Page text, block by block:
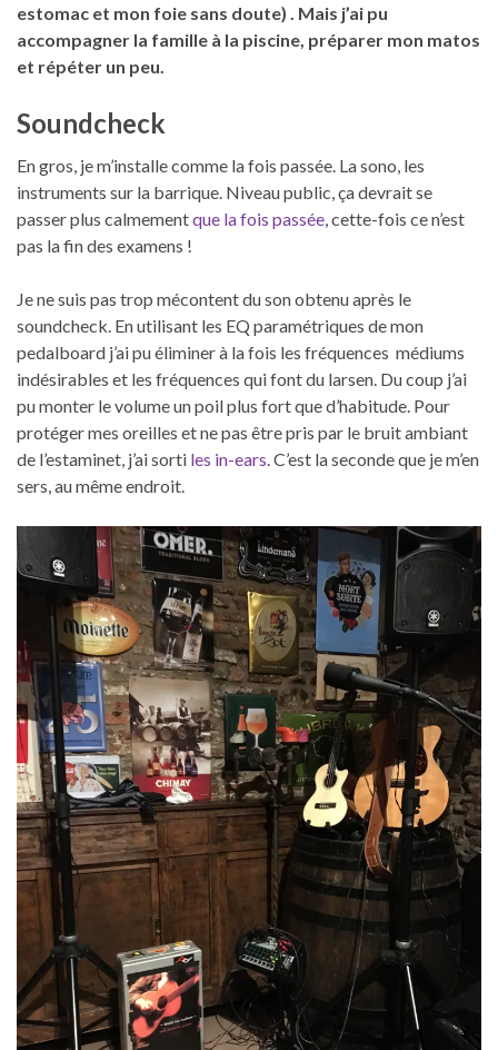
estomac et mon foie sans doute) . Mais j’ai pu
accompagner la famille à la piscine, préparer mon matos
et répéter un peu.
Soundcheck
En gros, je m’installe comme la fois passée. La sono, les
instruments sur la barrique. Niveau public, ça devrait se
passer plus calmementque la fois passée , cette-fois ce n’est
pas la fin des examens !
Je ne suis pas trop mécontent du son obtenu après le
soundcheck. En utilisant les EQ paramétriques de mon
pedalboard j’ai pu éliminer à la fois les fréquences médiums
indésirables et les fréquences qui font du larsen. Du coup j’ai
pu monter le volume un poil plus fort que d’habitude. Pour
protéger mes oreilles et ne pas être pris par le bruit ambiant
de l’estaminet, j’ai sorti les in-ears . C’est la seconde que je m’en
sers, au même endroit.